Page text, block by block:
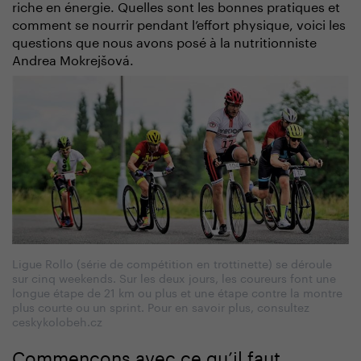
riche en énergie. Quelles sont les bonnes pratiques et
comment se nourrir pendant l’effort physique, voici les
questions que nous avons posé à la nutritionniste
Andrea Mokrejšová.
Ligue Rollo (série de compétition en trottinette) se déroule
sur cinq weekends. Sur les deux jours, les coureurs font une
longue étape de 21 km ou plus et une étape contre la montre
plus courte ou un sprint. Pour en savoir plus, consultez
ceskykolobeh.cz
Commençons avec ce qu’il faut